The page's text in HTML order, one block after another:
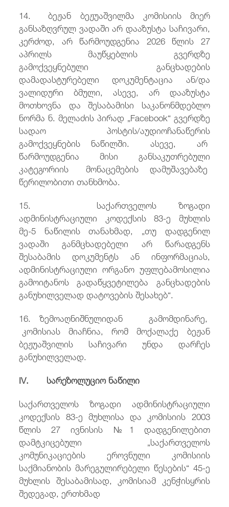
14. ბეჟან ბეჟუაშვილმა კომისიის მიერ
განსაზღვრულ ვადაში არ დააზუსტა საჩივარი,
კერძოდ, არ წარმოუდგენია 2026 წლის 27
აპრილს მაუწყებლის გვერდზე
გამოქვეყნებული განცხადების
დამადასტურებელი დოკუმენტაცია ან/და
ვალიდური ბმული, ასევე, არ დააზუსტა
მოთხოვნა და შესაბამისი საკანონმდებლო
ნორმა ნ. მელაძის პირად „Facebook“ გვერდზე
სადაო პოსტის/აუდიოჩანაწერის
გამოქვეყნების ნაწილში. ასევე, არ
წარმოუდგენია მისი განსაკუთრებული
კატეგორიის მონაცემების დამუშავებაზე
წერილობითი თანხმობა.
15. საქართველოს ზოგადი
ადმინისტრაციული კოდექსის 83-ე მუხლის
მე-5 ნაწილის თანახმად, „თუ დადგენილ
ვადაში განმცხადებელი არ წარადგენს
შესაბამის დოკუმენტს ან ინფორმაციას,
ადმინისტრაციული ორგანო უფლებამოსილია
გამოიტანოს გადაწყვეტილება განცხადების
განუხილველად დატოვების შესახებ“.
16. ზემოაღნიშნულიდან გამომდინარე,
კომისიას მიაჩნია, რომ მოქალაქე ბეჟან
ბეჟუაშვილის საჩივარი უნდა დარჩეს
განუხილველად.
IV. სარეზოლუციო ნაწილი
საქართველოს ზოგადი ადმინისტრაციული
კოდექსის 83-ე მუხლისა და კომისიის 2003
წლის 27 ივნისის №1 დადგენილებით
დამტკიცებული „საქართველოს
კომუნიკაციების ეროვნული კომისიის
საქმიანობის მარეგულირებელი წესების“ 45-ე
მუხლის შესაბამისად, კომისიამ კენჭისყრის
შედეგად, ერთხმად